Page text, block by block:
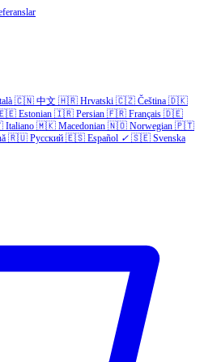
🇨🇳 中文 🇭🇷 Hrvatski 🇨🇿 Čeština 🇩🇰
Estonian 🇮🇷 Persian 🇫🇷 Français 🇩🇪
Italiano 🇲🇰 Macedonian 🇳🇴 Norwegian 🇵🇹
🇷🇺 Русский 🇪🇸 Español ✓ 🇸🇪 Svenska